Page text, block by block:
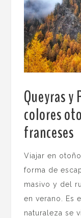
Queyras
colores
franceses
Viajar en
forma de
masivo y del
en verano. Es
naturaleza se